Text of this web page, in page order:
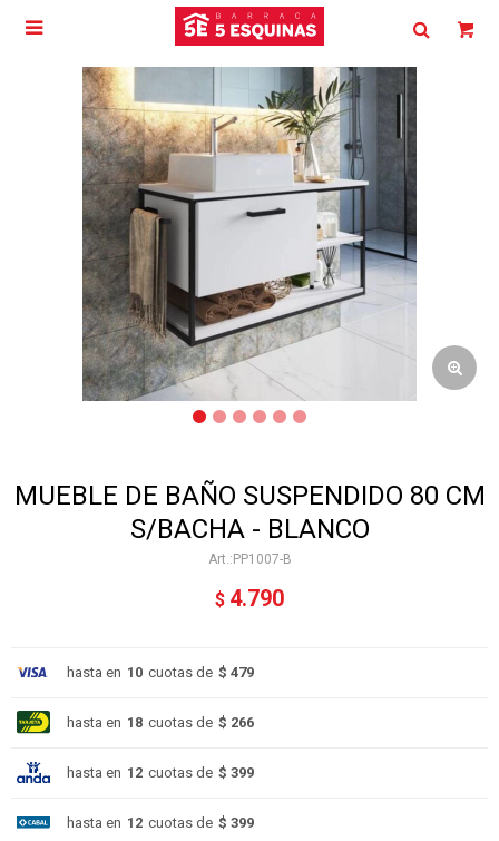

MUEBLE DE BAÑO SUSPENDIDO 80 CM
S/BACHA - BLANCO
PP1007-B
$ 4.790
hasta en 10 cuotas de $ 479
hasta en 18 cuotas de $ 266
hasta en 12 cuotas de $ 399
hasta en 12 cuotas de $ 399